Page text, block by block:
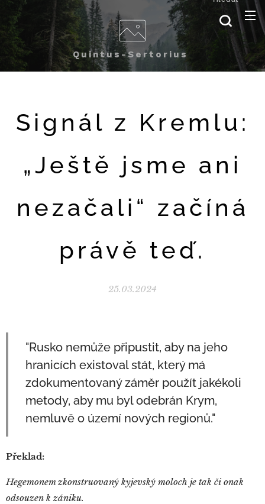
Quintus-Sertorius
Signál z Kremlu:
„Ještě jsme ani
nezačali“ začíná
právě teď.
25.03.2024
"Rusko nemůže připustit, aby na jeho
hranicích existoval stát, který má
zdokumentovaný záměr použít jakékoli
metody, aby mu byl odebrán Krym,
nemluvě o území nových regionů."
Překlad:
Hegemonem zkonstruovaný kyjevský moloch je tak či onak
odsouzen k zániku.